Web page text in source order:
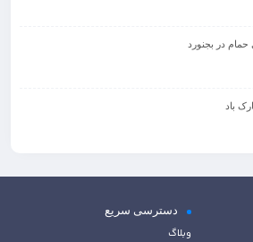
در بجنورد
دسترسی سریع
وبلاگ